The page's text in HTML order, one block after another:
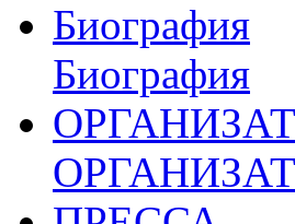
Биография
Биография